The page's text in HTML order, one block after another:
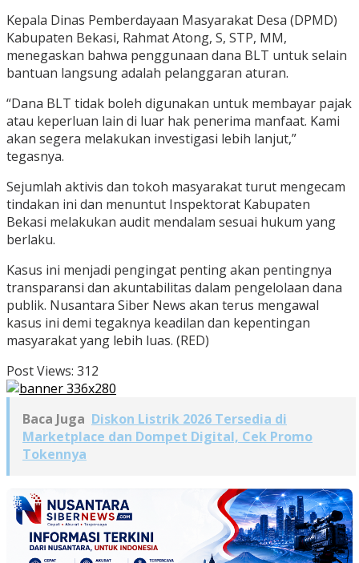
Kepala Dinas Pemberdayaan Masyarakat Desa (DPMD)
Kabupaten Bekasi, Rahmat Atong, S, STP, MM,
menegaskan bahwa penggunaan dana BLT untuk selain
bantuan langsung adalah pelanggaran aturan.
“Dana BLT tidak boleh digunakan untuk membayar pajak
atau keperluan lain di luar hak penerima manfaat. Kami
akan segera melakukan investigasi lebih lanjut,”
tegasnya.
Sejumlah aktivis dan tokoh masyarakat turut mengecam
tindakan ini dan menuntut Inspektorat Kabupaten
Bekasi melakukan audit mendalam sesuai hukum yang
berlaku.
Kasus ini menjadi pengingat penting akan pentingnya
transparansi dan akuntabilitas dalam pengelolaan dana
publik. Nusantara Siber News akan terus mengawal
kasus ini demi tegaknya keadilan dan kepentingan
masyarakat yang lebih luas. (RED)
Post Views: 312
Baca Juga Diskon Listrik 2026 Tersedia di
Marketplace dan Dompet Digital, Cek Promo
Tokennya